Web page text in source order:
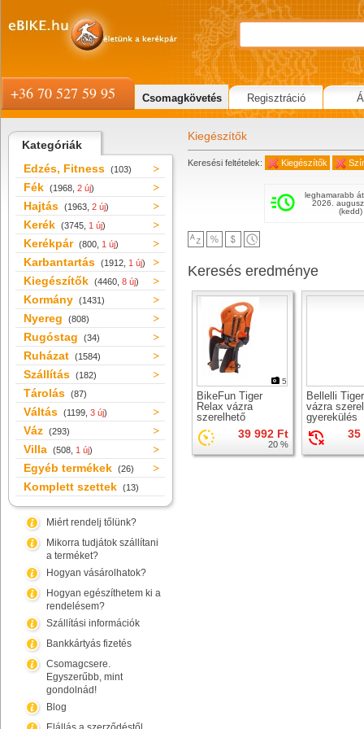
Kategóriák
Edzés, Fitness (103)
Fék (1968, 2 új)
Hajtás (1963, 2 új)
Kerék (3745, 1 új)
Kerékpár (800, 1 új)
Karbantartás (1912, 1 új)
Kiegészítők (4460, 8 új)
Kormány (1431)
Nyereg (808)
Rugóstag (34)
Ruházat (1584)
Szállítás (182)
Tárolás (87)
Váltás (1199, 3 új)
Váz (293)
Villa (508, 1 új)
Egyéb termékek (26)
Komplett szettek (13)
Miért rendelj tőlünk?
Mikorra tudjátok szállítani
a terméket?
Hogyan vásárolhatok?
Hogyan egészíthetem ki a
rendelésem?
Szállítási információk
Bankkártyás fizetés
Csomagcsere.
Egyszerűbb, mint
gondolnád!
Blog
Kiegészítők
Keresési feltételek: Kiegészítők
leghamarabb
2026.
(kedd)
Keresés eredménye
5
BikeFun Tiger
Relax vázra
szerelhető
gyerekülés39 992 Ft
20 %
Bellelli
vázra
gyerekülés
35
+36 70 527 59 95 Csomagkövetés Regisztráció